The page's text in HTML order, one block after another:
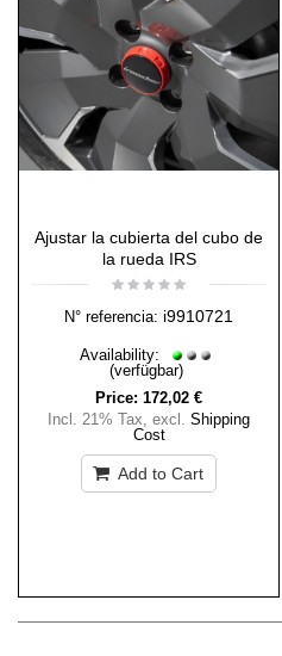
Ajustar la cubierta del cubo de
la rueda IRS
N° referencia: i9910721
Availability:
(verfügbar)
Price: 172,02 €
Incl. 21% Tax, excl. Shipping
Cost
Add to Cart